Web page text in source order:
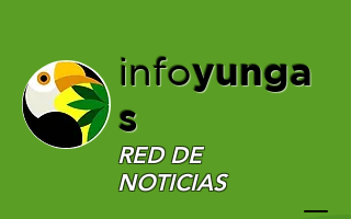
infoyunga
s
RED DE
NOTICIAS